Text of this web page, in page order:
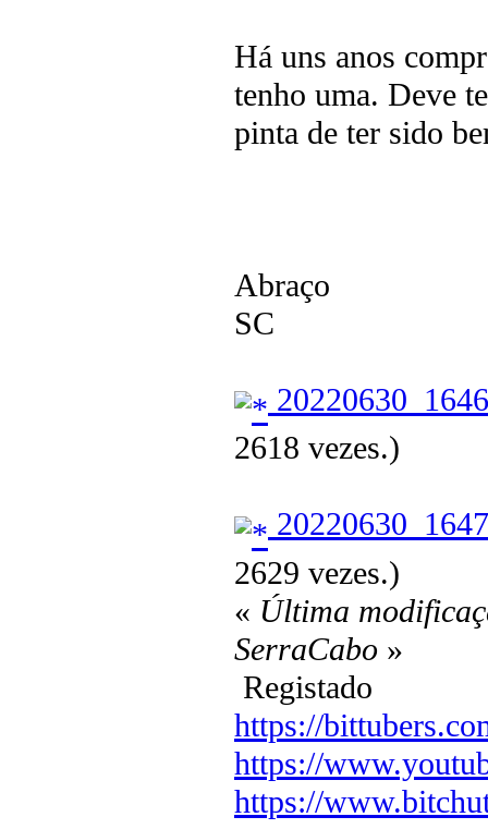
Há uns anos
tenho uma. Deve
pinta de ter sido
Abraço
SC
2618 vezes.)
2629 vezes.)
« Última
SerraCabo »
Registado
https://
https://
https://